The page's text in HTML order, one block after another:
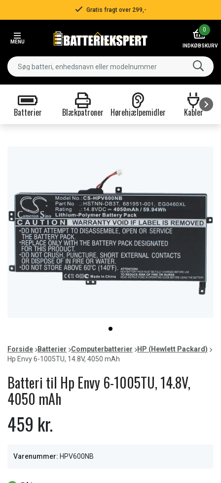
Gratis fragt over 299,-
MENU
0
INDKØBSKURV
Batterier Blækpatroner Hørehjælpemidler Kabler
item
0
of
1
Forside Batterier Computerbatterier
HP (Hewlett Packard)
Hp Envy 6-1005TU, 14.8V, 4050 mAh
Batteri til Hp Envy 6-1005TU, 14.8V,
4050 mAh
459 kr.
Varenummer: HPV600NB